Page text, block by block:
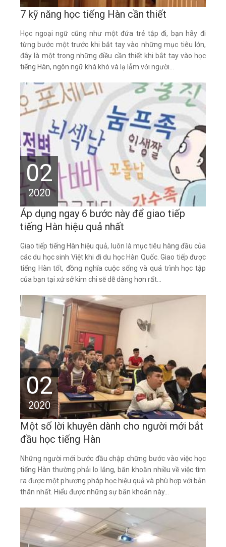
7 kỹ năng học tiếng Hàn cần thiết
Học ngoại ngữ cũng như một đứa trẻ tập đi, bạn hãy đi
từng bước một trước khi bắt tay vào những mục tiêu lớn,
đây là một trong những điều cần thiết khi bắt tay vào học
tiếng Hàn, ngôn ngữ khá khó và lạ lẫm với người...
02
2020
Áp dụng ngay 6 bước này để giao tiếp
tiếng Hàn hiệu quả nhất
Giao tiếp tiếng Hàn hiệu quả, luôn là mục tiêu hàng đầu của
các du học sinh Việt khi đi du học Hàn Quốc. Giao tiếp được
tiếng Hàn tốt, đồng nghĩa cuộc sống và quá trình học tập
của bạn tại xứ sở kim chi sẽ dễ dàng hơn rất...
02
2020
Một số lời khuyên dành cho người mới bắt
đầu học tiếng Hàn
Những người mới bước đầu chập chững bước vào việc học
tiếng Hàn thường phải lo lắng, băn khoăn nhiều về việc tìm
ra được một phương pháp học hiệu quả và phù hợp với bản
thân nhất. Hiểu được những sự băn khoăn này...